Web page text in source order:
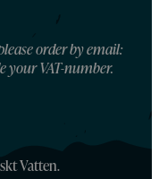
order by email:
your VAT-number.
Vatten.